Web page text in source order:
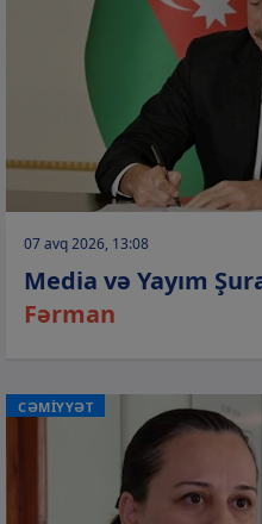
07 avq 2026, 13:08
Media və Yayım
Fərman
CƏMİYYƏT